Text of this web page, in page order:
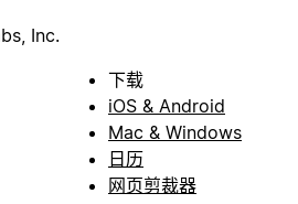
Inc.
下载
iOS & Android
Mac & Windows
日历
网页剪裁器